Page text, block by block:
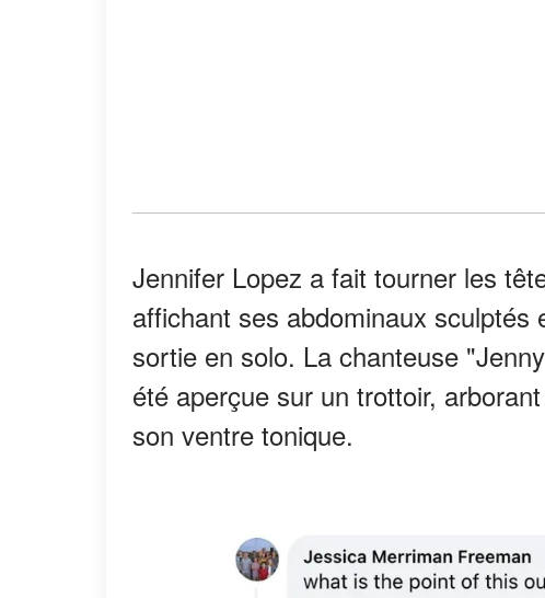
Jennifer Lopez a fait tourner les
affichant ses abdominaux
sortie en solo. La chanteuse
été aperçue sur un trottoir,
son ventre tonique.